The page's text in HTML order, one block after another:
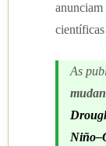
anunciam
As